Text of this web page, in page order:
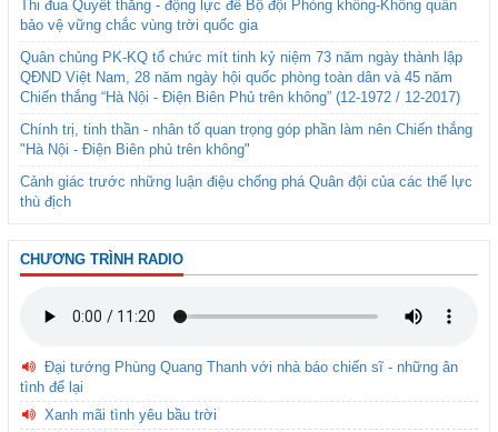
Thi đua Quyết thắng - động lực để Bộ đội Phòng không-Không quân
bảo vệ vững chắc vùng trời quốc gia
Quân chủng PK-KQ tổ chức mít tinh kỷ niệm 73 năm ngày thành lập
QĐND Việt Nam, 28 năm ngày hội quốc phòng toàn dân và 45 năm
Chiến thắng “Hà Nội - Điện Biên Phủ trên không” (12-1972 / 12-2017)
Chính trị, tinh thần - nhân tố quan trọng góp phần làm nên Chiến thắng
"Hà Nội - Điện Biên phủ trên không"
Cảnh giác trước những luận điệu chống phá Quân đội của các thế lực
thù địch
CHƯƠNG TRÌNH RADIO
Đại tướng Phùng Quang Thanh với nhà báo chiến sĩ - những ân
tình để lại
Xanh mãi tình yêu bầu trời